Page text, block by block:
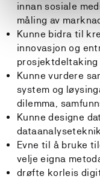
innan sosiale
måling av
Kunne bidra til
innovasjon og
prosjektdeltaking
Kunne vurdere
system og
dilemma,
Kunne designe
Evne til å bruke
velje eigna
drøfte korleis